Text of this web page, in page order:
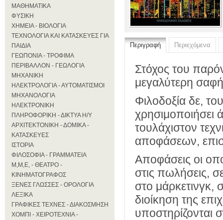
ΜΑΘΗΜΑΤΙΚΑ
ΦΥΣΙΚΗ
ΧΗΜΕΙΑ - ΒΙΟΛΟΓΙΑ
ΤΕΧΝΟΛΟΓΙΑ ΚΑΙ ΚΑΤΑΣΚΕΥΕΣ ΓΙΑ
ΠΑΙΔΙΑ
ΓΕΩΠΟΝΙΑ - ΤΡΟΦΙΜΑ
ΠΕΡΙΒΑΛΛΟΝ - ΓΕΩΛΟΓΙΑ
ΜΗΧΑΝΙΚΗ
ΗΛΕΚΤΡΟΛΟΓΙΑ - ΑΥΤΟΜΑΤΙΣΜΟΙ
ΜΗΧΑΝΟΛΟΓΙΑ
ΗΛΕΚΤΡΟΝΙΚΗ
ΠΛΗΡΟΦΟΡΙΚΗ - ΔΙΚΤΥΑ Η/Υ
ΑΡΧΙΤΕΚΤΟΝΙΚΗ - ΔΟΜΙΚΑ -
ΚΑΤΑΣΚΕΥΕΣ
ΙΣΤΟΡΙΑ
ΦΙΛΟΣΟΦΙΑ - ΓΡΑΜΜΑΤΕΙΑ
Μ,Μ,Ε, - ΘΕΑΤΡΟ -
ΚΙΝΗΜΑΤΟΓΡΑΦΟΣ
ΞΕΝΕΣ ΓΛΩΣΣΕΣ - ΟΡΟΛΟΓΙΑ
ΛΕΞΙΚΑ
ΓΡΑΦΙΚΕΣ ΤΕΧΝΕΣ - ΔΙΑΚΟΣΜΗΣΗ
ΧΟΜΠΙ - ΧΕΙΡΟΤΕΧΝΙΑ -
Περιγραφή Περιεχόμενα
Στόχος του
μεγαλύτερη
Φιλοδοξία δε,
χρησιμοποιήσει
τουλάχιστον
αποφάσεων,
Αποφάσεις οι
στις πωλήσεις,
στο μάρκετινγκ,
διοίκηση της
υποστηρίζονται